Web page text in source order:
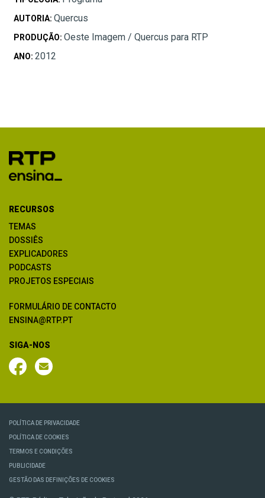
AUTORIA: Quercus
PRODUÇÃO: Oeste Imagem / Quercus para RTP
ANO: 2012
RECURSOS
TEMAS
DOSSIÊS
EXPLICADORES
PODCASTS
PROJETOS ESPECIAIS
FORMULÁRIO DE CONTACTO
ENSINA@RTP.PT
SIGA-NOS
POLÍTICA DE PRIVACIDADE
POLÍTICA DE COOKIES
TERMOS E CONDIÇÕES
PUBLICIDADE
GESTÃO DAS DEFINIÇÕES DE COOKIES